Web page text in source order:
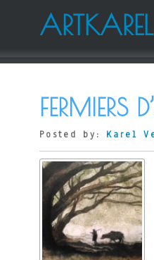
ARTKAREL
FERMIERS
Posted by: Karel